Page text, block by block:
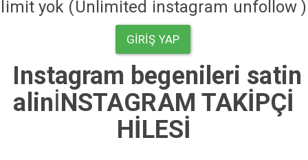
limit yok (Unlimited instagram unfollow )
GIRIŞ YAP
Instagram begenileri satin
alinİNSTAGRAM TAKİPÇİ
HİLESİ